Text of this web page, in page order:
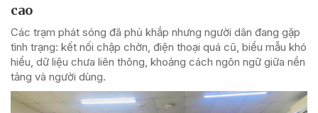
cao
Các trạm phát sóng đã phủ khắp nhưng người dân đang gặp
tình trạng: kết nối chập chờn, điện thoại quá cũ, biểu mẫu khó
hiểu, dữ liệu chưa liên thông, khoảng cách ngôn ngữ giữa nền
tảng và người dùng.